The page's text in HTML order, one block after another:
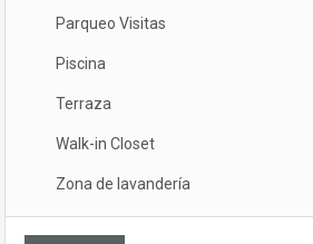
Parqueo Visitas
Piscina
Terraza
Walk-in Closet
Zona de lavandería